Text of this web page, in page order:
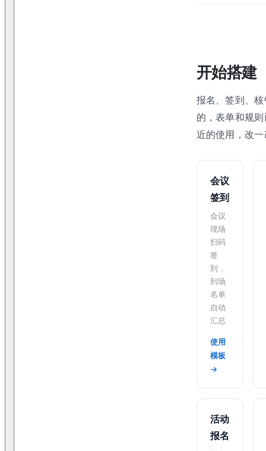
开始搭建
报名、签到、
的，表单和规
近的使用，改
会议
签到
会议
现场
扫码
签
到，
到场
名单
自动
汇总
使用
模板
→
活动
报名